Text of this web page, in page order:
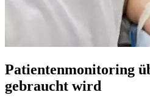
Patientenmonitoring
gebraucht wird